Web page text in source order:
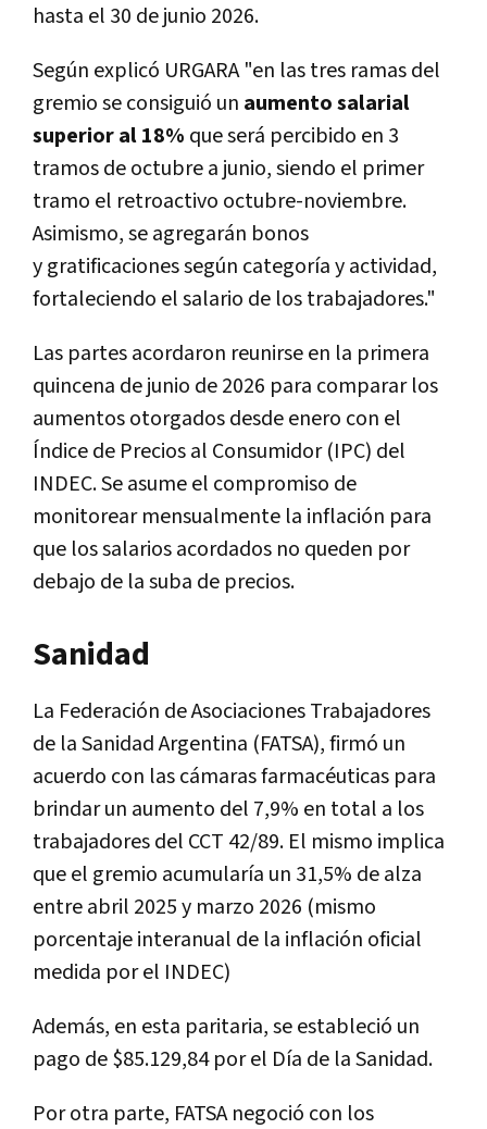
hasta el 30 de junio 2026.
Según explicó URGARA "en las tres ramas del
gremio se consiguió un aumento salarial
superior al 18% que será percibido en 3
tramos de octubre a junio, siendo el primer
tramo el retroactivo octubre-noviembre.
Asimismo, se agregarán bonos
y gratificaciones según categoría y actividad,
fortaleciendo el salario de los trabajadores."
Las partes acordaron reunirse en la primera
quincena de junio de 2026 para comparar los
aumentos otorgados desde enero con el
Índice de Precios al Consumidor (IPC) del
INDEC. Se asume el compromiso de
monitorear mensualmente la inflación para
que los salarios acordados no queden por
debajo de la suba de precios.
Sanidad
La Federación de Asociaciones Trabajadores
de la Sanidad Argentina (FATSA), firmó un
acuerdo con las cámaras farmacéuticas para
brindar un aumento del 7,9% en total a los
trabajadores del CCT 42/89. El mismo implica
que el gremio acumularía un 31,5% de alza
entre abril 2025 y marzo 2026 (mismo
porcentaje interanual de la inflación oficial
medida por el INDEC)
Además, en esta paritaria, se estableció un
pago de $85.129,84 por el Día de la Sanidad.
Por otra parte, FATSA negoció con los